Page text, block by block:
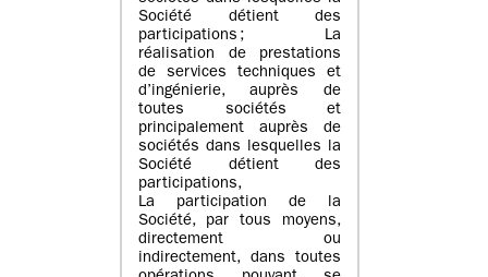
Société détient des
participations ; La
réalisation de prestations
de services techniques et
d’ingénierie, auprès de
toutes sociétés et
principalement auprès de
sociétés dans lesquelles la
Société détient des
participations,
La participation de la
Société, par tous moyens,
directement ou
indirectement, dans toutes